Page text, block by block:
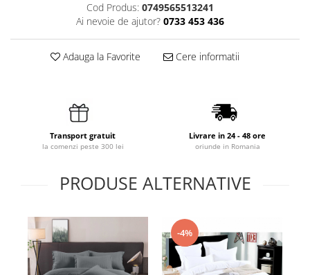
Cod Produs: 0749565513241
Ai nevoie de ajutor? 0733 453 436
Adauga la Favorite Cere informatii
Transport gratuit
la comenzi peste 300 lei
Livrare in 24 - 48 ore
oriunde in Romania
PRODUSE ALTERNATIVE
-4%